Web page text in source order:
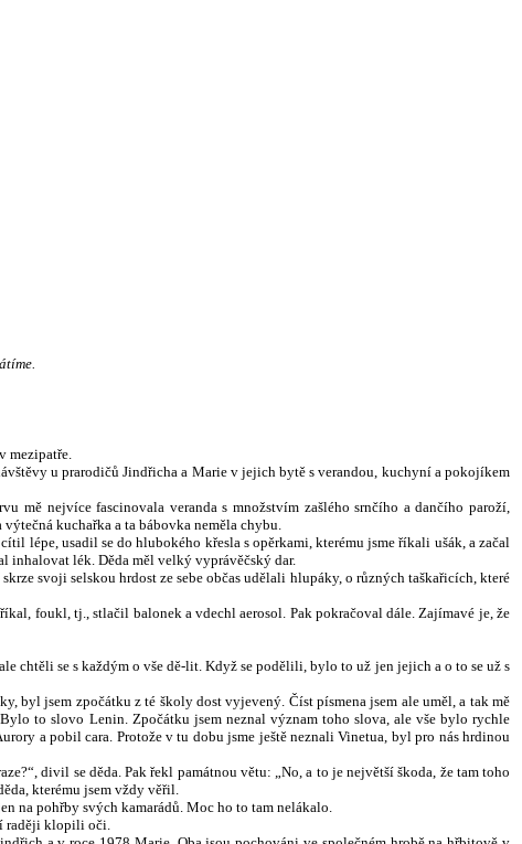
mezipatře.
u prarodičů Jindřicha a Marie v jejich bytě s verandou, kuchyní a pokojíkem
mě nejvíce fascinovala veranda s množstvím zašlého srnčího a dančího paroží,
kuchařka a ta bábovka neměla chybu.
lépe, usadil se do hlubokého křesla s opěrkami, kterému jsme říkali ušák, a začal
inhalovat lék. Děda měl velký vyprávěčský dar.
svoji selskou hrdost ze sebe občas udělali hlupáky, o různých taškařicích, které
foukl, tj., stlačil balonek a vdechl aerosol. Pak pokračoval dále. Zajímavé je, že
chtěli se s každým o vše dě-lit. Když se podělili, bylo to už jen jejich a o to se už s
byl jsem zpočátku z té školy dost vyjevený. Číst písmena jsem ale uměl, a tak mě
to slovo Lenin. Zpočátku jsem neznal význam toho slova, ale vše bylo rychle
a pobil cara. Protože v tu dobu jsme ještě neznali Vinetua, byl pro nás hrdinou
divil se děda. Pak řekl památnou větu: „No, a to je největší škoda, že tam toho
kterému jsem vždy věřil.
na pohřby svých kamarádů. Moc ho to tam nelákalo.
raději klopili oči.